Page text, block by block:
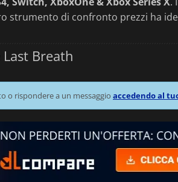
strumento di confronto prezzi ha
Breath
o rispondere a un messaggio accedendo al